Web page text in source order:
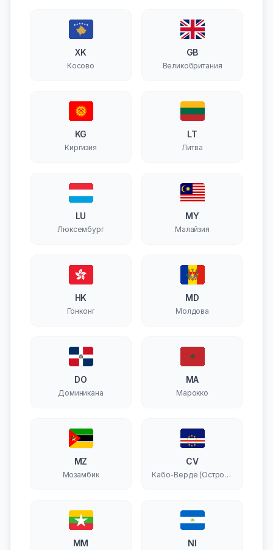
XK
Косово
GB
Великобритания
KG
Киргизия
LT
Литва
LU
Люксембург
MY
Малайзия
HK
Гонконг
MD
Молдова
DO
Доминикана
MA
Марокко
MZ
Мозамбик
CV
Кабо-Верде (Острова
MM NI